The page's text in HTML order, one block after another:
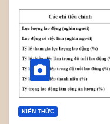
KIẾN THỨC